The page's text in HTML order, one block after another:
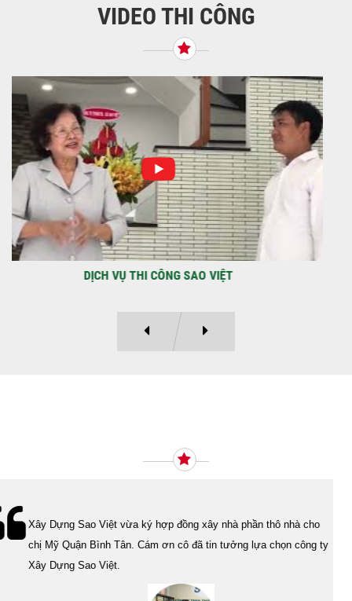
Tiếp nối sự tin tưởng từ quý khách hàng, vừa
qua Công Ty TNHH Thiết Kế Xây Dựng Sao
NHẬN CHÌA KHÓA – TRAO TỔ ẤM MỚI
TẠI PHƯỜNG AN LẠC
Địa điểm: Đường Lâm Hoành, phường An
LạcGia chủ: Anh Kỳ Xây Dựng Sao Việt chính
thức hoàn tất và...
VIDEO THI CÔNG
DỰ ÁN BAO GỒM TRỆT, 3 LẦU VÀ SÂN THƯỢNG ANH THANH
Lễ bàn giao nhà cho gia đình Cô Vân quận 11. Cám ơn anh Tính
đã tin tưởng, lựa chọn công ty Xây Dựng Sao Việt.